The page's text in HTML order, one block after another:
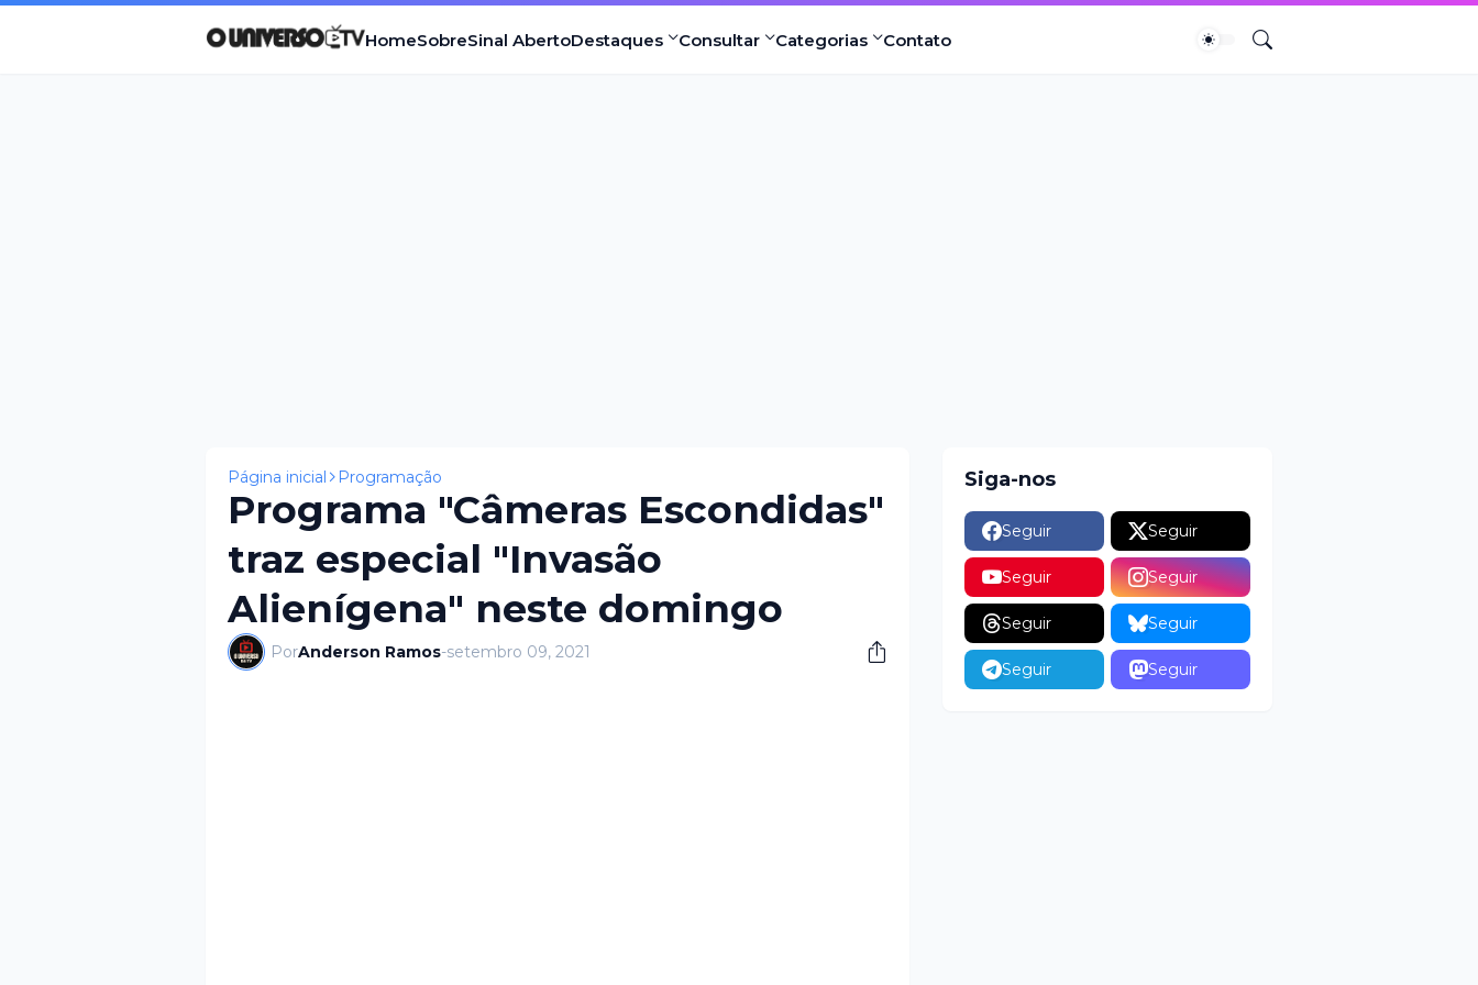
HomeSobreSinal AbertoDestaques Consultar Categorias Contato
Página inicial Programação
Programa "Câmeras Escondidas"
traz especial "Invasão
Alienígena" neste domingo
PorAnderson Ramos-setembro 09, 2021
Siga-nos
Seguir Seguir
Seguir Seguir
Seguir Seguir
Seguir Seguir